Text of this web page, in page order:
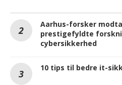
Aarhus-forsker
prestigefyldte
cybersikkerhed
10 tips til bedre it-